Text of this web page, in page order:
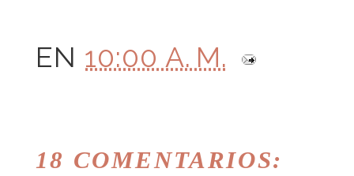
EN 10:00 A. M.
18 COMENTARIOS: